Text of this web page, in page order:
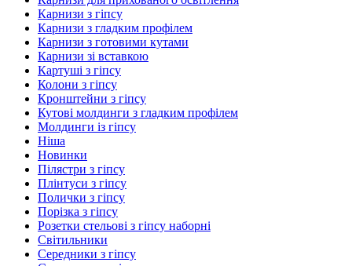
Карнизи з гіпсу
Карнизи з гладким профілем
Карнизи з готовими кутами
Карнизи зі вставкою
Картуші з гіпсу
Колони з гіпсу
Кронштейни з гіпсу
Кутові молдинги з гладким профілем
Молдинги із гіпсу
Ніша
Новинки
Пілястри з гіпсу
Плінтуси з гіпсу
Полички з гіпсу
Порізка з гіпсу
Розетки стельові з гіпсу наборні
Світильники
Середники з гіпсу